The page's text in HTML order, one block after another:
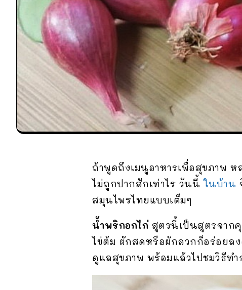
ถ้าพูดถึงเมนูอาหารเพื่อสุขภาพ ห
ไม่ถูกปากสักเท่าไร วันนี้ ในบ้าน
สมุนไพรไทยแบบเต็มๆ
น้ำพริกอกไก่สูตรนี้เป็นสูตรจาก
ไข่ต้ม ผักสดหรือผักลวกก็อร่อยล
ดูแลสุขภาพ พร้อมแล้วไปชมวิธีทำ